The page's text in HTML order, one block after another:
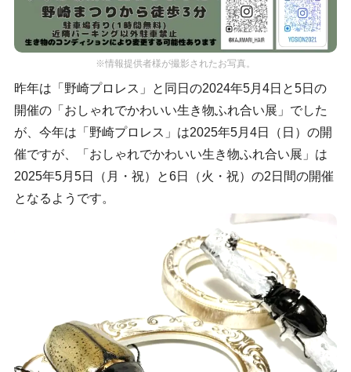
※情報提供者様が撮影されたお写真。
昨年は「野崎プロレス」と同日の2024年5月4日と5日の
開催の「おしゃれでかわいい生き物ふれ合い展」でした
が、今年は「野崎プロレス」は2025年5月4日（日）の開
催ですが、「おしゃれでかわいい生き物ふれ合い展」は
2025年5月5日（月・祝）と6日（火・祝）の2日間の開催
となるようです。